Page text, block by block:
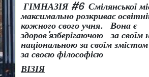
ГІМНАЗІЯ #6 Смілянської
максимально розкриває
кожного свого учня.
Вона є
здоров’язберігаючою за своїм
національною за своїм
за своєю філософією
ВІЗІЯ